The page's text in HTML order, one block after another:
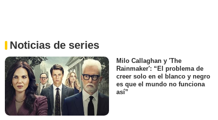
Noticias de series
Milo Callaghan y 'The
Rainmaker': “El problema de
creer solo en el blanco y negro
es que el mundo no funciona
así”